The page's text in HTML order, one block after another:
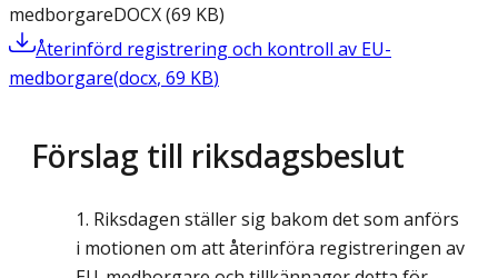
medborgareDOCX(69 KB)
Återinförd registrering och kontroll av EU-
medborgare(docx, 69 KB)
Förslag till riksdagsbeslut
Riksdagen ställer sig bakom det som anförs
i motionen om att återinföra registreringen av